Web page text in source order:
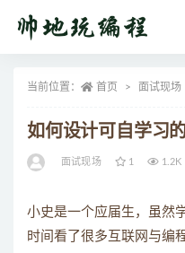
当前位置： 首页 面试现场
如何设计可自学习
面试现场 1 1.2K
小史是一个应届生，虽然
时间看了很多互联网与编